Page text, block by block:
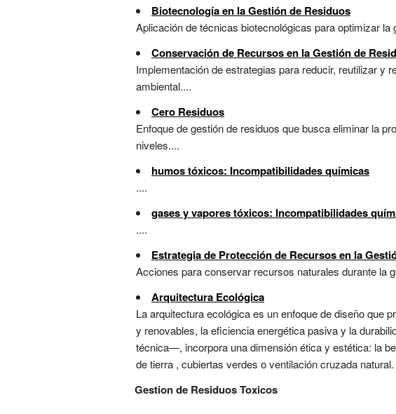
Biotecnología en la Gestión de Residuos
Aplicación de técnicas biotecnológicas para optimizar
Conservación de Recursos en la Gestión de
Implementación de estrategias para reducir, reutilizar y
ambiental....
Cero Residuos
Enfoque de gestión de residuos que busca eliminar la
niveles....
humos tóxicos: Incompatibilidades químicas
....
gases y vapores tóxicos: Incompatibilidades
....
Estrategia de Protección de Recursos en la
Acciones para conservar recursos naturales durante la
Arquitectura Ecológica
La arquitectura ecológica es un enfoque de diseño que
y renovables, la eficiencia energética pasiva y la
técnica—, incorpora una dimensión ética y estética: la
de tierra , cubiertas verdes o ventilación cruzada
Gestion de Residuos Toxicos